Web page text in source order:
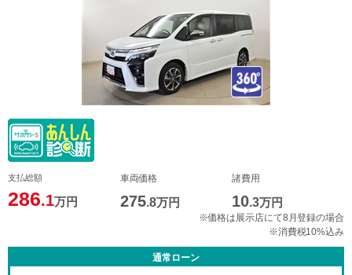
支払総額
286.1万円
車両価格
275.8万円
諸費用
10.3万円
※価格は展示店にて8月登録の場合
※消費税10%込み
通常ローン